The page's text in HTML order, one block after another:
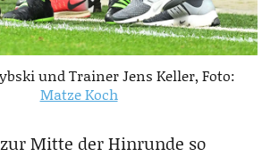
und Trainer Jens Keller, Foto:
Matze Koch
Mitte der Hinrunde so